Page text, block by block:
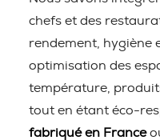
chefs et des
rendement, hygiène
optimisation des
température,
tout en étant éco-
fabriqué en France